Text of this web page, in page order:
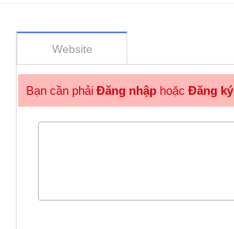
Website
Bạn cần phải Đăng nhập hoặc Đăng ký